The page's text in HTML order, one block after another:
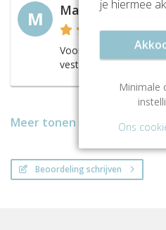
M Marion
Voor ons de perfecte
vestigen!
Meer tonen
Beoordeling schrijven
je hiermee
Minimale
Ons